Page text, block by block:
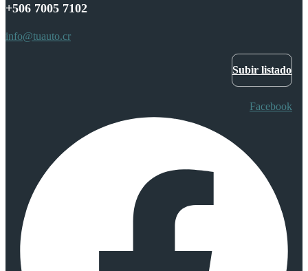
+506 7005 7102
info@tuauto.cr
Subir listado
Facebook